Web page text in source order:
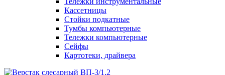
Кассетницы
Стойки подкатные
Тумбы компьютерные
Тележки компьютерные
Сейфы
Картотеки, драйвера